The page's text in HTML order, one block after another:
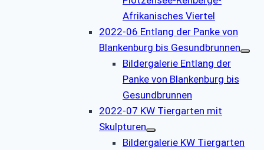
Afrikanisches Viertel
2022-06 Entlang der Panke von
Blankenburg bis Gesundbrunnen
Bildergalerie Entlang der
Panke von Blankenburg bis
Gesundbrunnen
2022-07 KW Tiergarten mit
Skulpturen
Bildergalerie KW Tiergarten